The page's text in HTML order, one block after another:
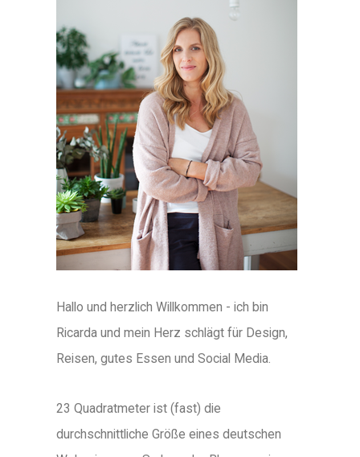
Hallo und herzlich Willkommen - ich bin
Ricarda und mein Herz schlägt für Design,
Reisen, gutes Essen und Social Media.
23 Quadratmeter ist (fast) die
durchschnittliche Größe eines deutschen